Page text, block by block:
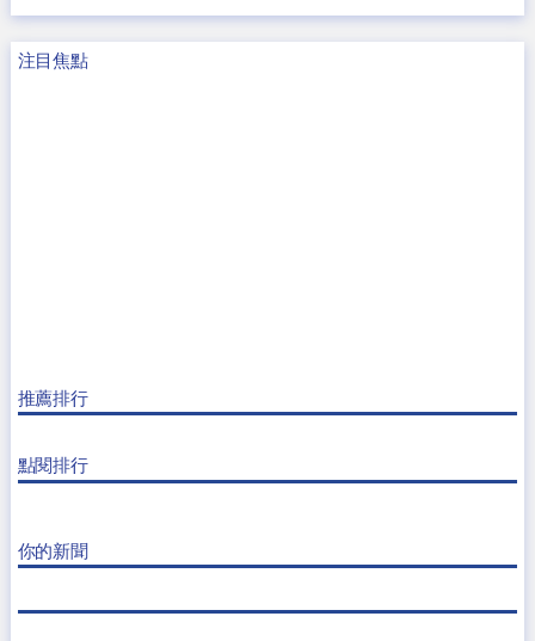
注目焦點
推薦排行
點閱排行
你的新聞